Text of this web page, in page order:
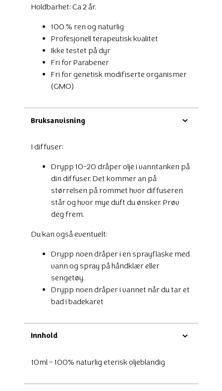
Holdbarhet: Ca 2 år.
100 % ren og naturlig
Profesjonell terapeutisk kvalitet
Ikke testet på dyr
Fri for Parabener
Fri for genetisk modifiserte organismer
(GMO)
Bruksanvisning
I diffuser:
Drypp 10-20 dråper olje i vanntanken på
din diffuser. Det kommer an på
størrelsen på rommet hvor diffuseren
står og hvor mye duft du ønsker. Prøv
deg frem.
Du kan også eventuelt:
Drypp noen dråper i en sprayflaske med
vann og spray på håndklær eller
sengetøy.
Drypp noen dråper i vannet når du tar et
bad i badekaret
Innhold
10ml – 100% naturlig eterisk oljeblandig